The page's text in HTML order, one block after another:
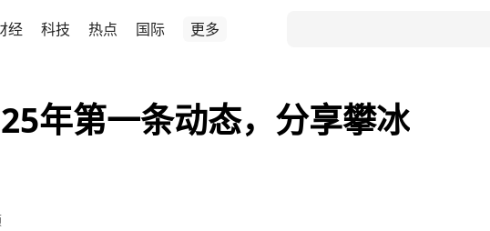
经 科技 热点 国际 更多
年第一条动态，分享攀冰